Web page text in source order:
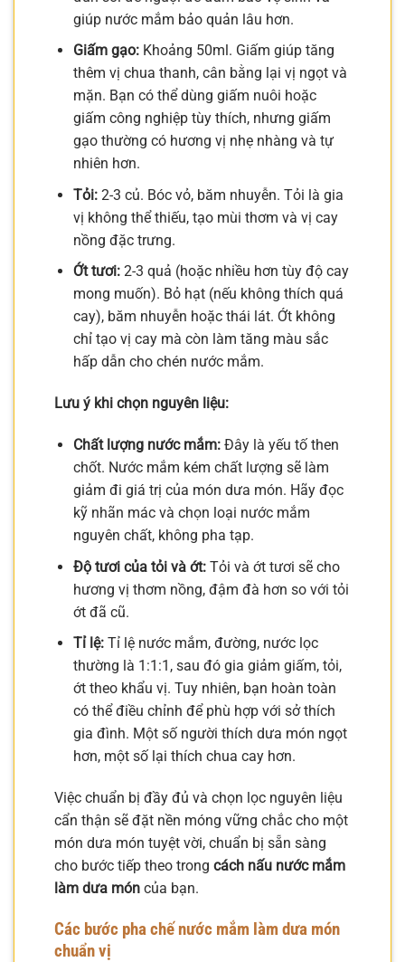
giúp nước mắm bảo quản lâu hơn.
Giấm gạo:Khoảng 50ml. Giấm giúp tăng
thêm vị chua thanh, cân bằng lại vị ngọt và
mặn. Bạn có thể dùng giấm nuôi hoặc
giấm công nghiệp tùy thích, nhưng giấm
gạo thường có hương vị nhẹ nhàng và tự
nhiên hơn.
Tỏi:2-3 củ. Bóc vỏ, băm nhuyễn. Tỏi là gia
vị không thể thiếu, tạo mùi thơm và vị cay
nồng đặc trưng.
Ớt tươi:2-3 quả (hoặc nhiều hơn tùy độ cay
mong muốn). Bỏ hạt (nếu không thích quá
cay), băm nhuyễn hoặc thái lát. Ớt không
chỉ tạo vị cay mà còn làm tăng màu sắc
hấp dẫn cho chén nước mắm.
Lưu ý khi chọn nguyên liệu:
Chất lượng nước mắm:Đây là yếu tố then
chốt. Nước mắm kém chất lượng sẽ làm
giảm đi giá trị của món dưa món. Hãy đọc
kỹ nhãn mác và chọn loại nước mắm
nguyên chất, không pha tạp.
Độ tươi của tỏi và ớt:Tỏi và ớt tươi sẽ cho
hương vị thơm nồng, đậm đà hơn so với tỏi
ớt đã cũ.
Tỉ lệ:Tỉ lệ nước mắm, đường, nước lọc
thường là 1:1:1, sau đó gia giảm giấm, tỏi,
ớt theo khẩu vị. Tuy nhiên, bạn hoàn toàn
có thể điều chỉnh để phù hợp với sở thích
gia đình. Một số người thích dưa món ngọt
hơn, một số lại thích chua cay hơn.
Việc chuẩn bị đầy đủ và chọn lọc nguyên liệu
cẩn thận sẽ đặt nền móng vững chắc cho một
món dưa món tuyệt vời, chuẩn bị sẵn sàng
cho bước tiếp theo trong cách nấu nước mắm
làm dưa món của bạn.
Các bước pha chế nước mắm làm dưa món
chuẩn vị